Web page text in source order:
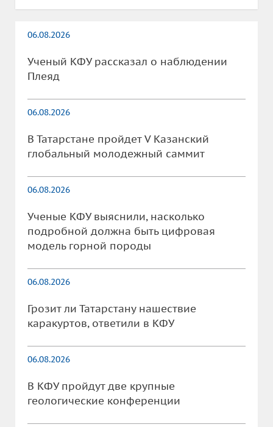
06.08.2026
Ученый КФУ рассказал о наблюдении
Плеяд
06.08.2026
В Татарстане пройдет V Казанский
глобальный молодежный саммит
06.08.2026
Ученые КФУ выяснили, насколько
подробной должна быть цифровая
модель горной породы
06.08.2026
Грозит ли Татарстану нашествие
каракуртов, ответили в КФУ
06.08.2026
В КФУ пройдут две крупные
геологические конференции